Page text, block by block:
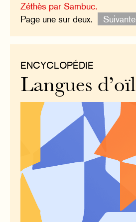
Zéthès par Sambuc.
Page une sur deux.
Suivante
ENCYCLOPÉDIE
Langues d’oïl